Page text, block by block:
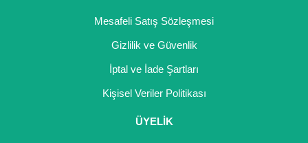
Mesafeli Satış Sözleşmesi
Gizlilik ve Güvenlik
İptal ve İade Şartları
Kişisel Veriler Politikası
ÜYELİK